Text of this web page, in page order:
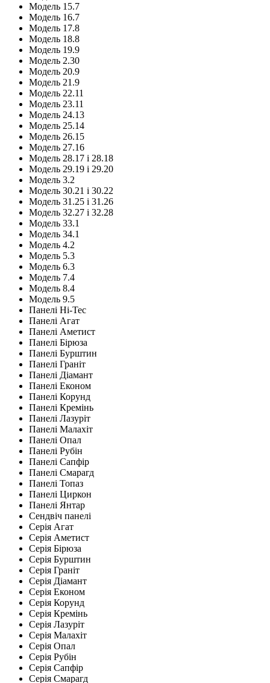
Модель 15.7
Модель 16.7
Модель 17.8
Модель 18.8
Модель 19.9
Модель 2.30
Модель 20.9
Модель 21.9
Модель 22.11
Модель 23.11
Модель 24.13
Модель 25.14
Модель 26.15
Модель 27.16
Модель 28.17 і 28.18
Модель 29.19 і 29.20
Модель 3.2
Модель 30.21 і 30.22
Модель 31.25 і 31.26
Модель 32.27 і 32.28
Модель 33.1
Модель 34.1
Модель 4.2
Модель 5.3
Модель 6.3
Модель 7.4
Модель 8.4
Модель 9.5
Панелі Hi-Tec
Панелі Агат
Панелі Аметист
Панелі Бірюза
Панелі Бурштин
Панелі Граніт
Панелі Діамант
Панелі Економ
Панелі Корунд
Панелі Кремінь
Панелі Лазуріт
Панелі Малахіт
Панелі Опал
Панелі Рубін
Панелі Сапфір
Панелі Смарагд
Панелі Топаз
Панелі Циркон
Панелі Янтар
Сендвіч панелі
Серія Агат
Серія Аметист
Серія Бірюза
Серія Бурштин
Серія Граніт
Серія Діамант
Серія Економ
Серія Корунд
Серія Кремінь
Серія Лазуріт
Серія Малахіт
Серія Опал
Серія Рубін
Серія Сапфір
Серія Смарагд